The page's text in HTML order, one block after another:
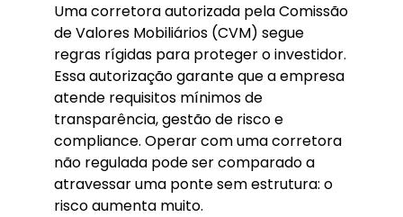
Uma corretora autorizada pela Comissão
de Valores Mobiliários (CVM) segue
regras rígidas para proteger o investidor.
Essa autorização garante que a empresa
atende requisitos mínimos de
transparência, gestão de risco e
compliance. Operar com uma corretora
não regulada pode ser comparado a
atravessar uma ponte sem estrutura: o
risco aumenta muito.